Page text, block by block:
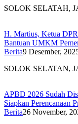
SOLOK SELATAH,
H. Martius, Ketua
Bantuan UMKM
Berita9 Desember,
SOLOK SELATAN,
APBD 2026 Sudah
Siapkan Perencanaan
Berita26 November,